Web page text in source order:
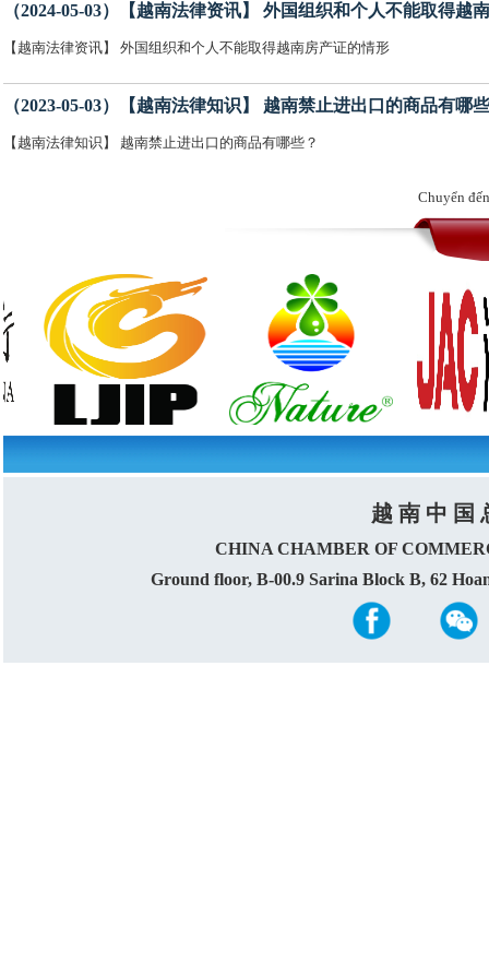
（2024-05-03）【越南法律资讯】 外国组织和个人不能取得越
【越南法律资讯】 外国组织和个人不能取得越南房产证的情形
（2023-05-03）【越南法律知识】 越南禁止进出口的商品有哪
【越南法律知识】 越南禁止进出口的商品有哪些？
Chuyển
越 南 中 国
CHINA CHAMBER OF
Ground floor, B-00.9 Sarina Block B, 62